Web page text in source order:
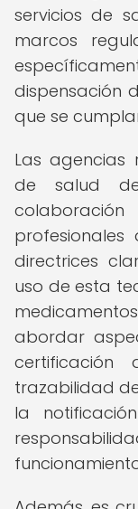
servicios de
marcos
dispensación
que se
Las agencias
de salud
directrices
uso de esta
abordar
trazabilidad
la